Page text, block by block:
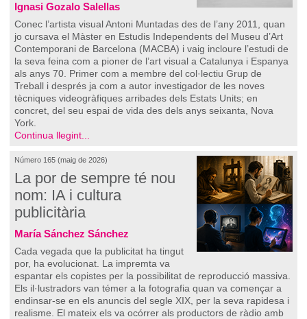
Ignasi Gozalo Salellas
Conec l’artista visual Antoni Muntadas des de l’any 2011, quan
jo cursava el Màster en Estudis Independents del Museu d’Art
Contemporani de Barcelona (MACBA) i vaig incloure l’estudi de
la seva feina com a pioner de l’art visual a Catalunya i Espanya
als anys 70. Primer com a membre del col·lectiu Grup de
Treball i després ja com a autor investigador de les noves
tècniques videogràfiques arribades dels Estats Units; en
concret, del seu espai de vida des dels anys seixanta, Nova
York.
Continua llegint...
Número 165 (maig de 2026)
La por de sempre té nou
nom: IA i cultura
publicitària
María Sánchez Sánchez
Cada vegada que la publicitat ha tingut
por, ha evolucionat. La impremta va
espantar els copistes per la possibilitat de reproducció massiva.
Els il·lustradors van témer a la fotografia quan va començar a
endinsar-se en els anuncis del segle XIX, per la seva rapidesa i
realisme. El mateix els va ocórrer als productors de ràdio amb